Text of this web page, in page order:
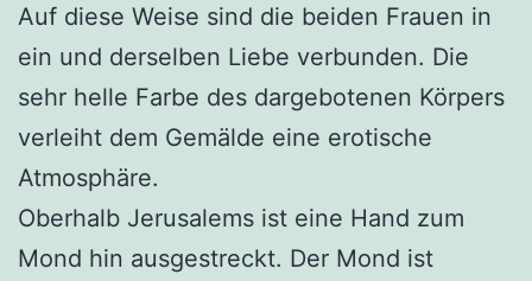
Auf diese Weise sind die beiden Frauen in
ein und derselben Liebe verbunden. Die
sehr helle Farbe des dargebotenen Körpers
verleiht dem Gemälde eine erotische
Atmosphäre.
Oberhalb Jerusalems ist eine Hand zum
Mond hin ausgestreckt. Der Mond ist